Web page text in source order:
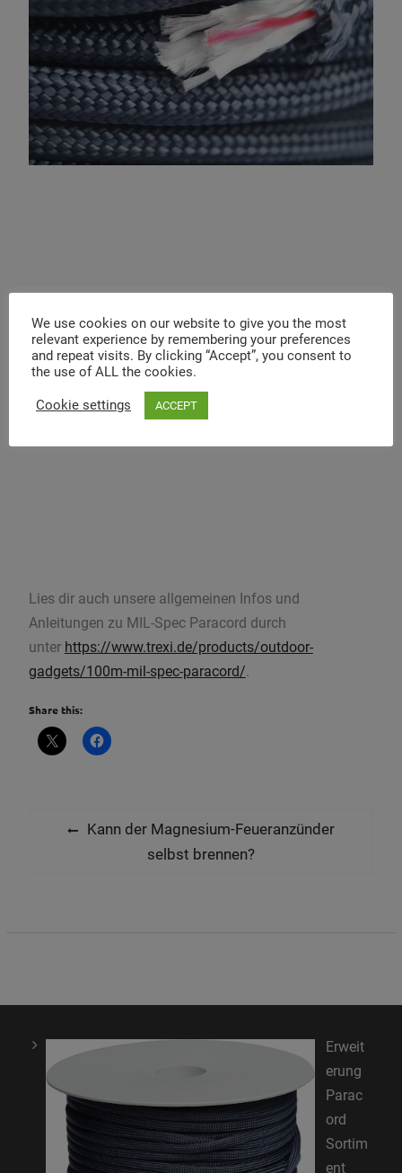
Lies dir auch unsere allgemeinen Infos und
Anleitungen zu MIL-Spec Paracord durch
unter https://www.trexi.de/products/outdoor-
gadgets/100m-mil-spec-paracord/.
Share this:
Post
Previous
Kann der Magnesium-Feueranzünder
selbst brennen?
Erweit
erung
Parac
ord
Sortim
ent
We use cookies on our website to give you the most
relevant experience by remembering your preferences
and repeat visits. By clicking “Accept”, you consent to
the use of ALL the cookies.
Cookie settings ACCEPT